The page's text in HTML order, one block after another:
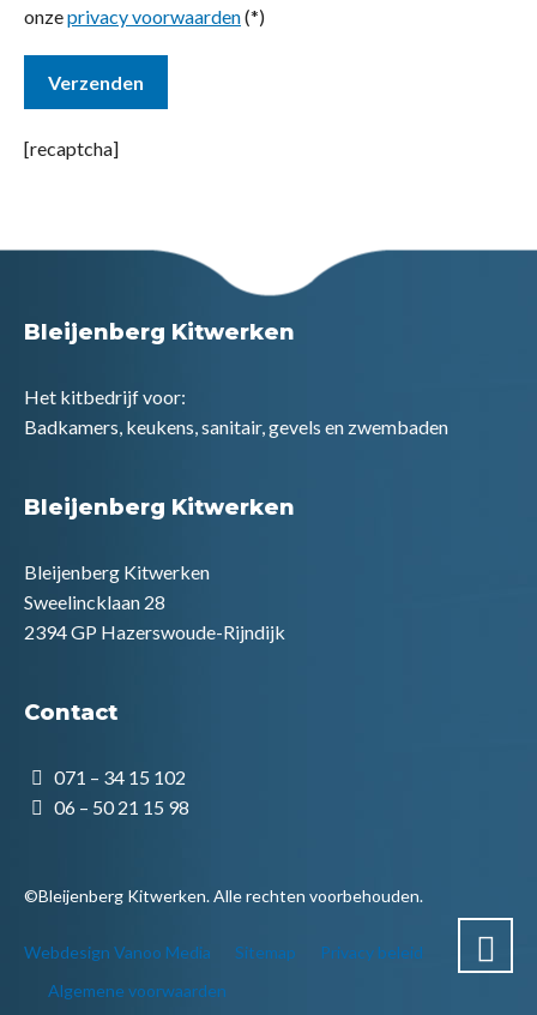
onzeprivacy voorwaarden(*)
[recaptcha]
Bleijenberg Kitwerken
Het kitbedrijf voor:
Badkamers, keukens, sanitair, gevels en zwembaden
Bleijenberg Kitwerken
Bleijenberg Kitwerken
Sweelincklaan 28
2394 GP Hazerswoude-Rijndijk
Contact
071 – 34 15 102
06 – 50 21 15 98
©Bleijenberg Kitwerken. Alle rechten voorbehouden.
Webdesign Vanoo Media Sitemap
Privacy beleid
Algemene voorwaarden